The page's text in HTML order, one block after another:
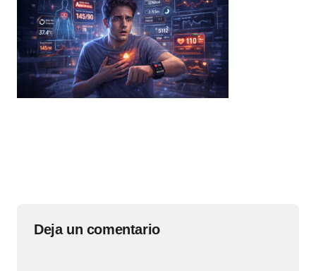
Deja un comentario